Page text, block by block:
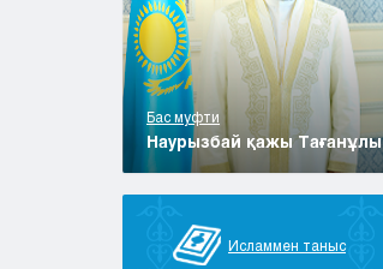
Бас муфти
Наурызбай қажы Тағанұлы
Исламмен таныс